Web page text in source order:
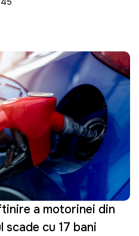
a motorinei din
scade cu 17 bani